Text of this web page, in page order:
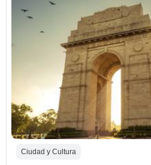
Ciudad y Cultura